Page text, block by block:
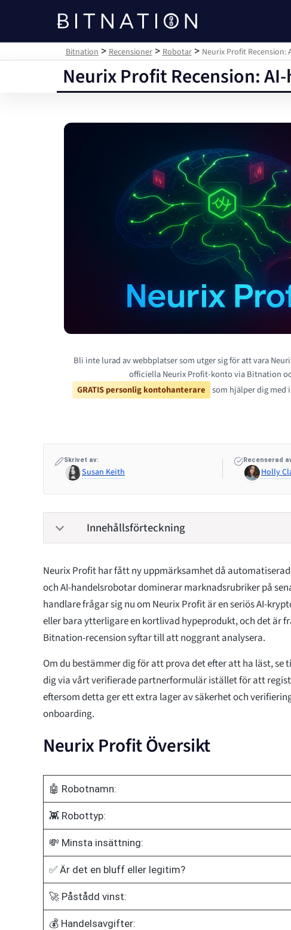
Bitnation
Bitnation >Recensioner>Robotar> Neurix Profit
Neurix Profit Recension:
Bli inte lurad av webbplatser som utger sig för att vara
officiella Neurix Profit-konto via Bitnation
GRATIS personlig kontohanterare som hjälper dig med
Skrivet av:
Susan Keith
Recenserad
Holly
Innehållsförteckning
Neurix Profit har fått ny uppmärksamhet då
och AI-handelsrobotar dominerar marknadsrubriker på
handlare frågar sig nu om Neurix Profit är en seriös AI-
eller bara ytterligare en kortlivad hypeprodukt, och det är
Bitnation-recension syftar till att noggrant analysera.
Om du bestämmer dig för att prova det efter att ha läst, se
dig via vårt verifierade partnerformulär istället för att
eftersom detta ger ett extra lager av säkerhet och
onboarding.
Neurix Profit Översikt
🤖 Robotnamn:
👾 Robottyp:
💸 Minsta insättning:
✅ Är det en bluff eller legitim?
🚀 Påstådd vinst:
💰 Handelsavgifter: